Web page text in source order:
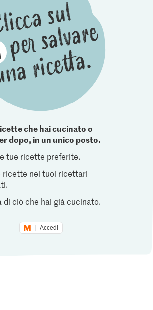
che hai cucinato o
dopo, in un unico posto.
tue ricette preferite.
ricette nei tuoi ricettari
di ciò che hai già cucinato.
Accedi